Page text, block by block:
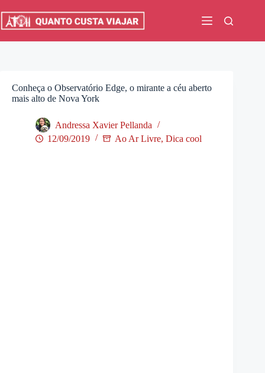
para
Conheça o Observatório Edge, o mirante a céu aberto
mais alto de Nova York
Andressa Xavier Pellanda
12/09/2019
Ao Ar Livre, Dica cool